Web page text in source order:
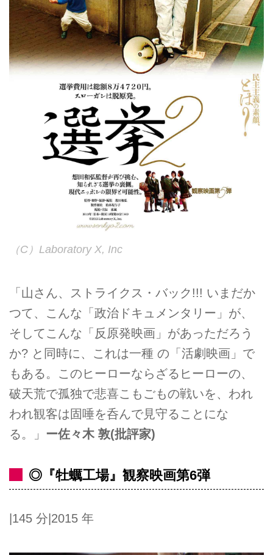
（C）Laboratory X, Inc
「山さん、ストライクス・バック!!! いまだか
つて、こんな「政治ドキュメンタリー」が、
そしてこんな「反原発映画」があっただろう
か? と同時に、これは一種 の「活劇映画」で
もある。このヒーローならざるヒーローの、
破天荒で孤独で悲喜こもごもの戦いを、われ
われ観客は固唾を呑んで見守ることにな
る。」 ー佐々木 敦(批評家)
◎『牡蠣工場』観察映画第6弾
|145 分|2015 年